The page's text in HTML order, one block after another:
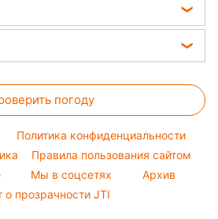
погоду
Политика конфиденциальности
Правила пользования сайтом
Мы в соцсетях
Архив
о прозрачности JTI